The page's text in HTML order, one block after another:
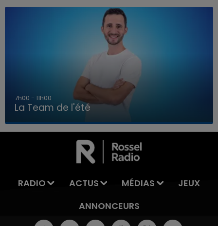
LA TEAM DE L'ÉTÉ
7h00 - 11h00
La Team de l'été
RADIO ACTUS MÉDIAS
JEUX
ANNONCEURS